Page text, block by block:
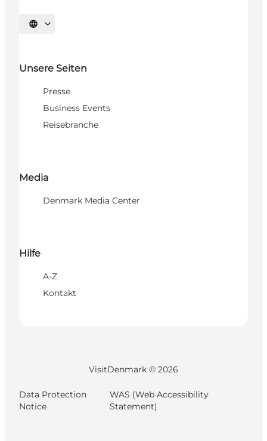
Sprache auswählen
Unsere Seiten
Presse
Business Events
Reisebranche
Media
Denmark Media Center
Hilfe
A-Z
Kontakt
VisitDenmark © 2026
Data Protection
Notice
WAS (Web Accessibility
Statement)